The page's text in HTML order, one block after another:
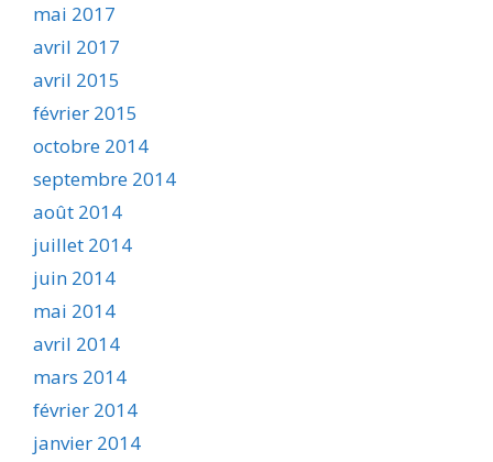
mai 2017
avril 2017
avril 2015
février 2015
octobre 2014
septembre 2014
août 2014
juillet 2014
juin 2014
mai 2014
avril 2014
mars 2014
février 2014
janvier 2014